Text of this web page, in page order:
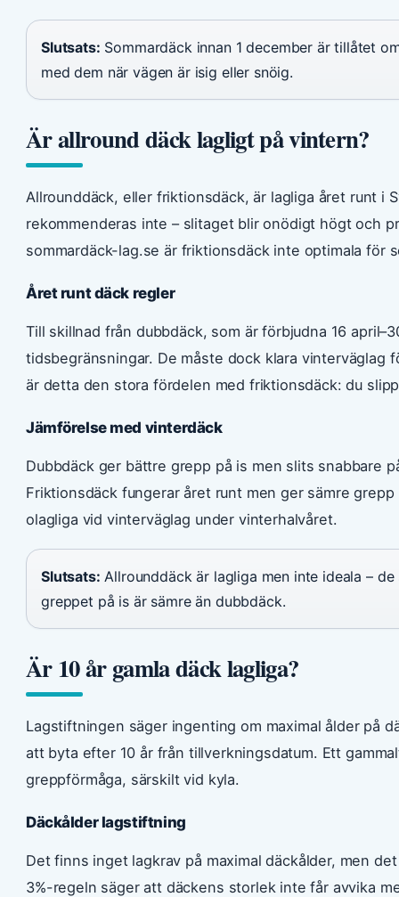
Slutsats: Sommardäck innan 1 december är tillåtet
med dem när vägen är isig eller snöig.
Är allround däck lagligt på vintern?
Allrounddäck, eller friktionsdäck, är lagliga året runt i
rekommenderas inte – slitaget blir onödigt högt och
sommardäck-lag.se är friktionsdäck inte optimala för
Året runt däck regler
Till skillnad från dubbdäck, som är förbjudna 16
tidsbegränsningar. De måste dock klara vinterväglag
är detta den stora fördelen med friktionsdäck: du
Jämförelse med vinterdäck
Dubbdäck ger bättre grepp på is men slits snabbare
Friktionsdäck fungerar året runt men ger sämre
olagliga vid vinterväglag under vinterhalvåret.
Slutsats: Allrounddäck är lagliga men inte ideala –
greppet på is är sämre än dubbdäck.
Är 10 år gamla däck lagliga?
Lagstiftningen säger ingenting om maximal ålder på
att byta efter 10 år från tillverkningsdatum. Ett
greppförmåga, särskilt vid kyla.
Däckålder lagstiftning
Det finns inget lagkrav på maximal däckålder, men
3%-regeln säger att däckens storlek inte får avvika